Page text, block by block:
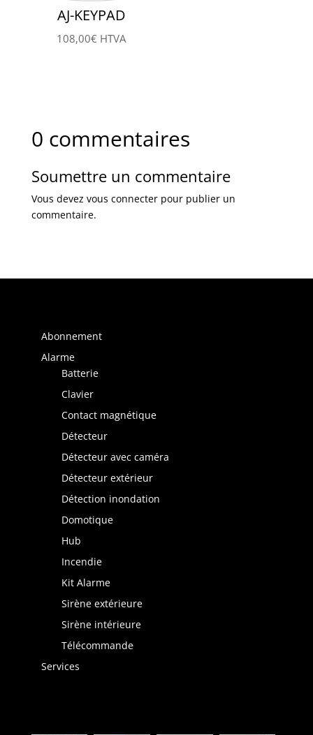
AJ-KEYPAD
108,00€ HTVA
0 commentaires
Soumettre un commentaire
Vous devez vous connecterpour publier un
commentaire.
Abonnement
Alarme
Batterie
Clavier
Contact magnétique
Détecteur
Détecteur avec caméra
Détecteur extérieur
Détection inondation
Domotique
Hub
Incendie
Kit Alarme
Sirène extérieure
Sirène intérieure
Télécommande
Services